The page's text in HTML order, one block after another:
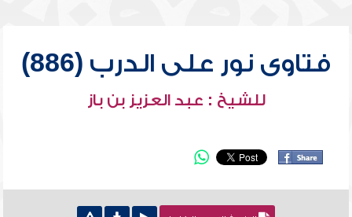
فتاوى نور على الدرب (886)
للشيخ : عبد العزيز بن باز